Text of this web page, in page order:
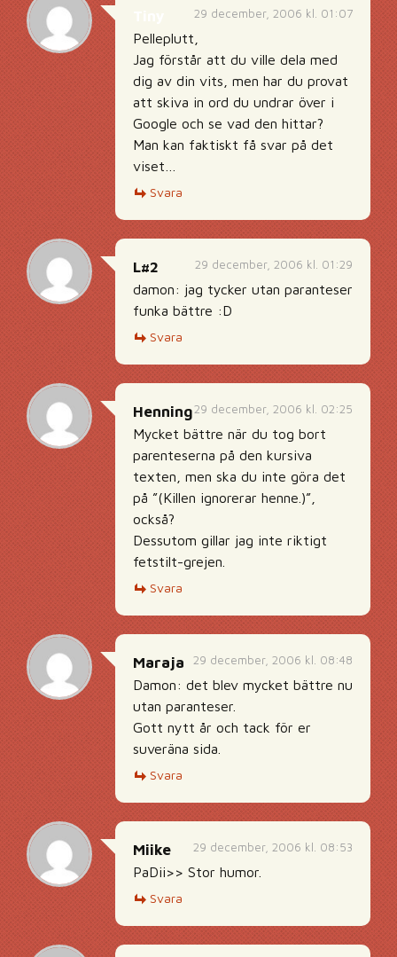
29 december, 2006 kl. 01:07
Pelleplutt,
Jag förstår att du ville dela med
dig av din vits, men har du provat
att skiva in ord du undrar över i
Google och se vad den hittar?
Man kan faktiskt få svar på det
viset…
Svara
29 december, 2006 kl. 01:29
L#2
damon: jag tycker utan paranteser
funka bättre :D
Svara
29 december, 2006 kl. 02:25
Henning
Mycket bättre när du tog bort
parenteserna på den kursiva
texten, men ska du inte göra det
på ”(Killen ignorerar henne.)”,
också?
Dessutom gillar jag inte riktigt
fetstilt-grejen.
Svara
29 december, 2006 kl. 08:48
Maraja
Damon: det blev mycket bättre nu
utan paranteser.
Gott nytt år och tack för er
suveräna sida.
Svara
29 december, 2006 kl. 08:53
Miike
PaDii>> Stor humor.
Svara